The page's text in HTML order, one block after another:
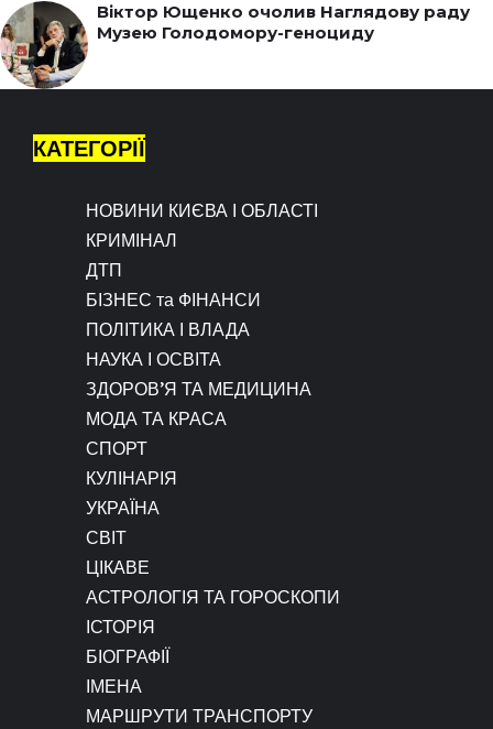
Віктор Ющенко очолив Наглядову раду
Музею Голодомору-геноциду
КАТЕГОРІЇ
НОВИНИ КИЄВА І ОБЛАСТІ
КРИМІНАЛ
ДТП
БІЗНЕС та ФІНАНСИ
ПОЛІТИКА І ВЛАДА
НАУКА І ОСВІТА
ЗДОРОВ’Я ТА МЕДИЦИНА
МОДА ТА КРАСА
СПОРТ
КУЛІНАРІЯ
УКРАЇНА
СВІТ
ЦІКАВЕ
АСТРОЛОГІЯ ТА ГОРОСКОПИ
ІСТОРІЯ
БІОГРАФІЇ
ІМЕНА
МАРШРУТИ ТРАНСПОРТУ